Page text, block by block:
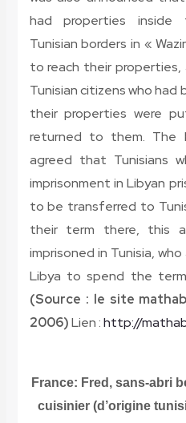
had properties inside
Tunisian borders in «
to reach their
Tunisian citizens who had
their properties were
returned to them. The
agreed that Tunisians
imprisonment in Libyan
to be transferred to
their term there, this
imprisoned in Tunisia,
Libya to spend the
(Source : le site
2006)Lien :http://
France: Fred, sans-abri
cuisinier (d’origine